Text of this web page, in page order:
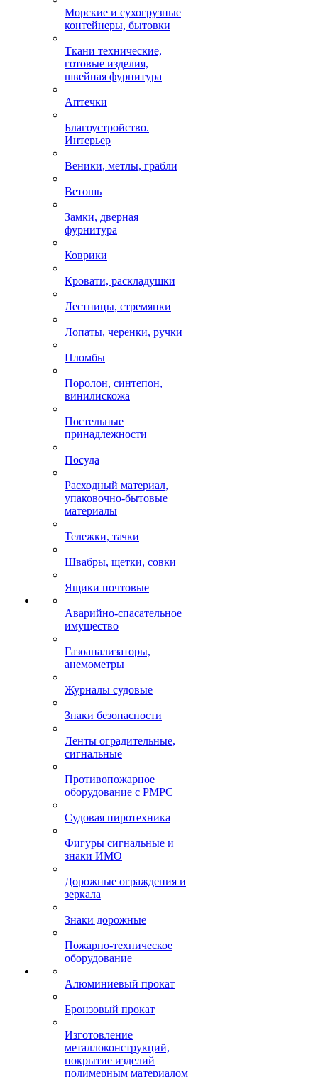
Морские и сухогрузные
контейнеры, бытовки
Ткани технические,
готовые изделия,
швейная фурнитура
Аптечки
Благоустройство.
Интерьер
Веники, метлы, грабли
Ветошь
Замки, дверная
фурнитура
Коврики
Кровати, раскладушки
Лестницы, стремянки
Лопаты, черенки, ручки
Пломбы
Поролон, синтепон,
винилискожа
Постельные
принадлежности
Посуда
Расходный материал,
упаковочно-бытовые
материалы
Тележки, тачки
Швабры, щетки, совки
Ящики почтовые
Аварийно-спасательное
имущество
Газоанализаторы,
анемометры
Журналы судовые
Знаки безопасности
Ленты оградительные,
сигнальные
Противопожарное
оборудование с РМРС
Судовая пиротехника
Фигуры сигнальные и
знаки ИМО
Дорожные ограждения и
зеркала
Знаки дорожные
Пожарно-техническое
оборудование
Алюминиевый прокат
Бронзовый прокат
Изготовление
металлоконструкций,
покрытие изделий
полимерным материалом